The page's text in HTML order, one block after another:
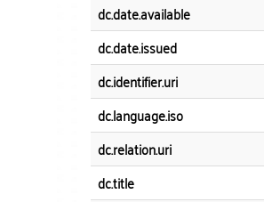
dc.date.available
dc.date.issued
dc.identifier.uri
dc.language.iso
dc.relation.uri
dc.title